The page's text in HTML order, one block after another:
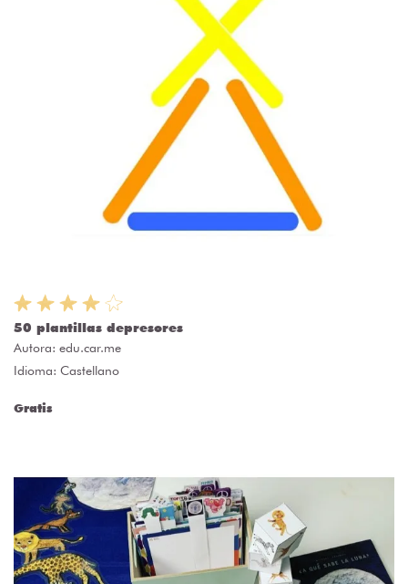
50 plantillas depresores
Autora: edu.car.me
Idioma: Castellano
Gratis